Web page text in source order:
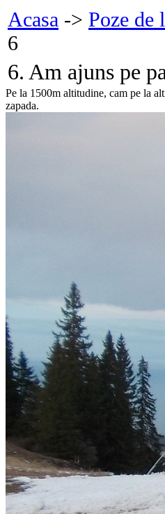
Acasa -> Poze de
6
6. Am ajuns pe
Pe la 1500m altitudine, cam pe la
zapada.